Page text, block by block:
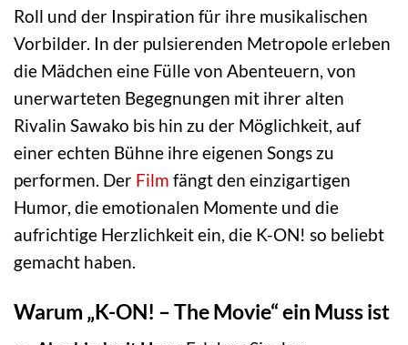
Roll und der Inspiration für ihre musikalischen
Vorbilder. In der pulsierenden Metropole erleben
die Mädchen eine Fülle von Abenteuern, von
unerwarteten Begegnungen mit ihrer alten
Rivalin Sawako bis hin zu der Möglichkeit, auf
einer echten Bühne ihre eigenen Songs zu
performen. Der Film fängt den einzigartigen
Humor, die emotionalen Momente und die
aufrichtige Herzlichkeit ein, die K-ON! so beliebt
gemacht haben.
Warum „K-ON! – The Movie“ ein Muss ist